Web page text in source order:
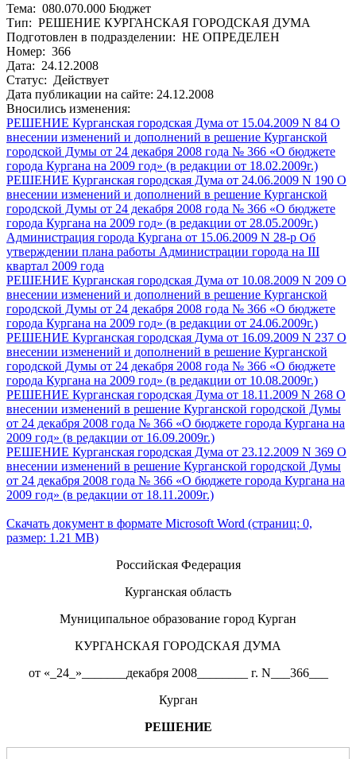
Тема: 080.070.000 Бюджет
Тип: РЕШЕНИЕ КУРГАНСКАЯ ГОРОДСКАЯ ДУМА
Подготовлен в подразделении: НЕ ОПРЕДЕЛЕН
Номер: 366
Дата: 24.12.2008
Статус: Действует
Дата публикации на сайте: 24.12.2008
Вносились изменения:
РЕШЕНИЕ Курганская городская Дума от 15.04.2009 N 84 О
внесении изменений и дополнений в решение Курганской
городской Думы от 24 декабря 2008 года № 366 «О бюджете
города Кургана на 2009 год» (в редакции от 18.02.2009г.)
РЕШЕНИЕ Курганская городская Дума от 24.06.2009 N 190 О
внесении изменений и дополнений в решение Курганской
городской Думы от 24 декабря 2008 года № 366 «О бюджете
города Кургана на 2009 год» (в редакции от 28.05.2009г.)
Администрация города Кургана от 15.06.2009 N 28-р Об
утверждении плана работы Администрации города на III
квартал 2009 года
РЕШЕНИЕ Курганская городская Дума от 10.08.2009 N 209 О
внесении изменений и дополнений в решение Курганской
городской Думы от 24 декабря 2008 года № 366 «О бюджете
города Кургана на 2009 год» (в редакции от 24.06.2009г.)
РЕШЕНИЕ Курганская городская Дума от 16.09.2009 N 237 О
внесении изменений и дополнений в решение Курганской
городской Думы от 24 декабря 2008 года № 366 «О бюджете
города Кургана на 2009 год» (в редакции от 10.08.2009г.)
РЕШЕНИЕ Курганская городская Дума от 18.11.2009 N 268 О
внесении изменений в решение Курганской городской Думы
от 24 декабря 2008 года № 366 «О бюджете города Кургана на
2009 год» (в редакции от 16.09.2009г.)
РЕШЕНИЕ Курганская городская Дума от 23.12.2009 N 369 О
внесении изменений в решение Курганской городской Думы
от 24 декабря 2008 года № 366 «О бюджете города Кургана на
2009 год» (в редакции от 18.11.2009г.)
Скачать документ в формате Microsoft Word (страниц: 0,
размер: 1.21 MB)
Российская Федерация
Курганская область
Муниципальное образование город Курган
КУРГАНСКАЯ ГОРОДСКАЯ ДУМА
от «_24_»_______декабря 2008________ г. N___366___
Курган
РЕШЕНИЕ